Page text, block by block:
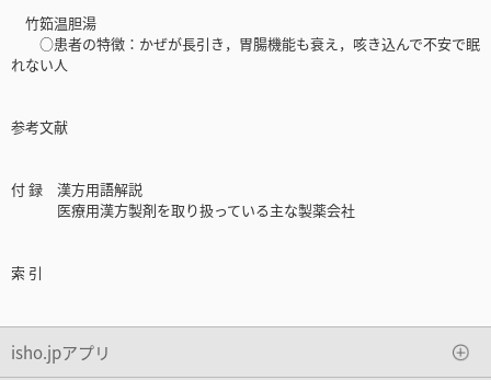
竹筎温胆湯
○患者の特徴：かぜが長引き，胃腸機能も衰え，咳き込んで不安で眠
れない人
参考文献
付 録 漢方用語解説
医療用漢方製剤を取り扱っている主な製薬会社
索 引
isho.jpアプリ